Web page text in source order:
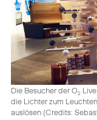
Die Besucher der O2Live
die Lichter zum
auslösen (Credits: